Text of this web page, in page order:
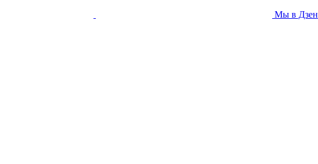
Мы в Дзен